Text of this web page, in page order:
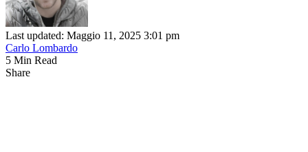
Last updated: Maggio 11, 2025 3:01 pm
Carlo Lombardo
5 Min Read
Share